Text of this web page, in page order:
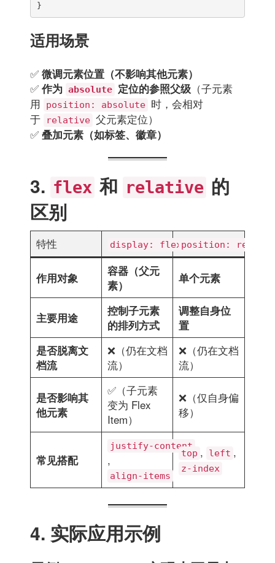
}
适用场景
✅ 微调元素位置（不影响其他元素）
✅ 作为 absolute 定位的参照父级 （子元素
用
position: absolute 时，会相对
于
relative 父元素定位）
✅ 叠加元素（如标签、徽章）
3. flex 和 relative 的
区别
特性 display: flex position:
作用对象
容器（父元
素）
单个元素
主要用途
控制子元素
的排列方式
调整自身位
置
是否脱离文
档流
❌（仍在文档
流）
❌（仍在文档
流）
是否影响其
他元素
✅（子元素
变为 Flex
Item）
❌（仅自身偏
移）
常见搭配
justify-content
,
align-items
top , left ,
z-index
4. 实际应用示例